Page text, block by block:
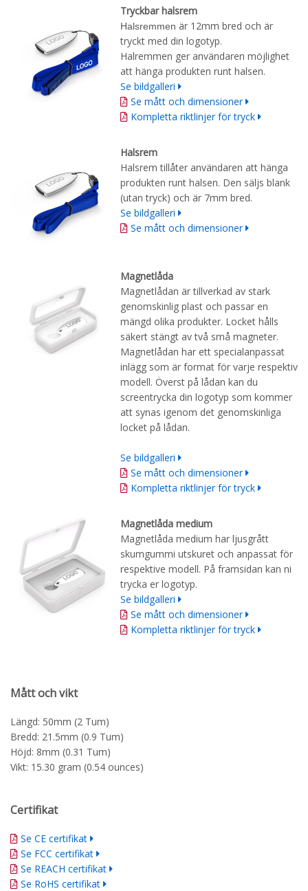
Tryckbar halsrem
Halsremmen är 12mm bred och är
tryckt med din logotyp.
Halremmen ger användaren möjlighet
att hänga produkten runt halsen.
Se bildgalleri
Se mått och dimensioner
Kompletta riktlinjer för tryck
Halsrem
Halsrem tillåter användaren att hänga
produkten runt halsen. Den säljs blank
(utan tryck) och är 7mm bred.
Se bildgalleri
Se mått och dimensioner
Magnetlåda
Magnetlådan är tillverkad av stark
genomskinlig plast och passar en
mängd olika produkter. Locket hålls
säkert stängt av två små magneter.
Magnetlådan har ett specialanpassat
inlägg som är format för varje respektiv
modell. Överst på lådan kan du
screentrycka din logotyp som kommer
att synas igenom det genomskinliga
locket på lådan.
Se bildgalleri
Se mått och dimensioner
Kompletta riktlinjer för tryck
Magnetlåda medium
Magnetlåda medium har ljusgrått
skumgummi utskuret och anpassat för
respektive modell. På framsidan kan ni
trycka er logotyp.
Se bildgalleri
Se mått och dimensioner
Kompletta riktlinjer för tryck
Mått och vikt
Längd: 50mm (2 Tum)
Bredd: 21.5mm (0.9 Tum)
Höjd: 8mm (0.31 Tum)
Vikt: 15.30 gram (0.54 ounces)
Certifikat
Se CE certifikat
Se FCC certifikat
Se REACH certifikat
Se RoHS certifikat